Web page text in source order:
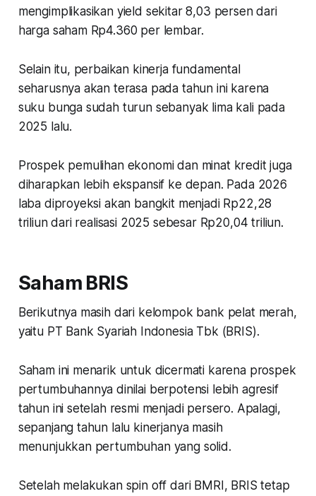
mengimplikasikan yield sekitar 8,03 persen dari
harga saham Rp4.360 per lembar.
Selain itu, perbaikan kinerja fundamental
seharusnya akan terasa pada tahun ini karena
suku bunga sudah turun sebanyak lima kali pada
2025 lalu.
Prospek pemulihan ekonomi dan minat kredit juga
diharapkan lebih ekspansif ke depan. Pada 2026
laba diproyeksi akan bangkit menjadi Rp22,28
triliun dari realisasi 2025 sebesar Rp20,04 triliun.
Saham BRIS
Berikutnya masih dari kelompok bank pelat merah,
yaitu PT Bank Syariah Indonesia Tbk (BRIS).
Saham ini menarik untuk dicermati karena prospek
pertumbuhannya dinilai berpotensi lebih agresif
tahun ini setelah resmi menjadi persero. Apalagi,
sepanjang tahun lalu kinerjanya masih
menunjukkan pertumbuhan yang solid.
Setelah melakukan spin off dari BMRI, BRIS tetap